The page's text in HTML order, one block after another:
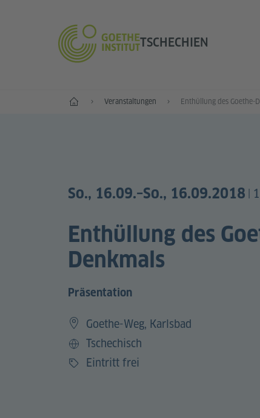
TSCHECHIEN
Start Veranstaltungen Enthüllung des Goethe-
So., 16.09.–So., 16.09.2018
Enthüllung des
Denkmals
Präsentation
Goethe-Weg, Karlsbad
Sprache
Tschechisch
Preis
Eintritt frei